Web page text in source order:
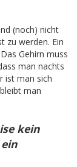
(noch) nicht
zu werden. Ein
Gehirn muss
man nachts
ist man sich
man
kein